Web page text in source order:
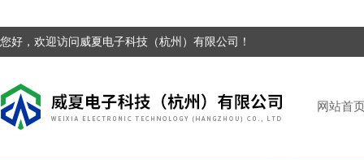
您好，欢迎访问威夏电子科技（杭州）有限公司！
网站首